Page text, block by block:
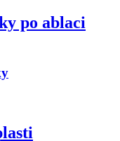
po ablaci